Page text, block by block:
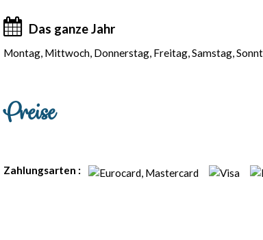
Das ganze Jahr
Montag, Mittwoch, Donnerstag, Freitag, Samstag,
Preise
Zahlungsarten :